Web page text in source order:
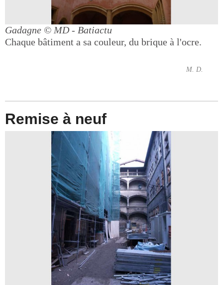
Gadagne © MD - Batiactu
Chaque bâtiment a sa couleur, du brique à l'ocre.
M. D.
Remise à neuf